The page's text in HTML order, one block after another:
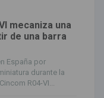
mecaniza una
de una barra
España por
durante la
R04-VI...